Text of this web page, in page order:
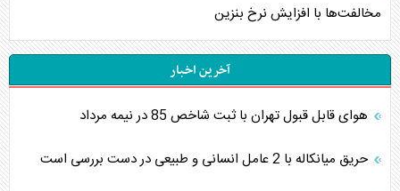
مخالفت‌ها با افزایش نرخ بنزین
آخرین اخبار
هوای قابل قبول تهران با ثبت شاخص 85 در نیمه مرداد
حریق میانکاله با 2 عامل انسانی و طبیعی در دست بررسی است